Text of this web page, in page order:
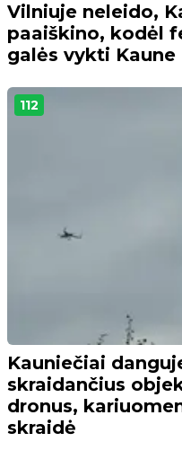
Vilniuje neleido,
paaiškino, kodėl
galės vykti Kaune
112
Kauniečiai
skraidančius
dronus,
skraidė